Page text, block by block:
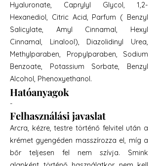
Hyaluronate, Caprylyl Glycol, 1,2-
Hexanediol, Citric Acid, Parfum ( Benzyl
Salicylate, Amyl Cinnamal, Hexyl
Cinnamal, Linalool), Diazolidinyl Urea,
Methylparaben, Propylparaben, Sodium
Benzoate, Potassium Sorbate, Benzyl
Alcohol, Phenoxyethanol.
Hatóanyagok
-
Felhasználási javaslat
Arcra, kézre, testre történő felvitel után a
krémet gyengéden masszírozza el, míg a
bőr teljesen fel nem szívja. Smink